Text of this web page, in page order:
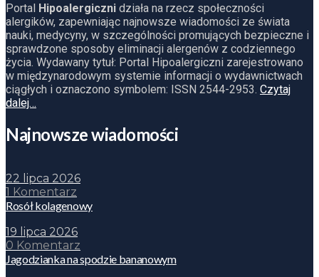
Portal Hipoalergiczni działa na rzecz społeczności
alergików, zapewniając najnowsze wiadomości ze świata
nauki, medycyny, w szczególności promujących bezpieczne i
sprawdzone sposoby eliminacji alergenów z codziennego
życia. Wydawany tytuł: Portal Hipoalergiczni zarejestrowano
w międzynarodowym systemie informacji o wydawnictwach
ciągłych i oznaczono symbolem: ISSN 2544-2953. Czytaj
dalej…
Najnowsze wiadomości
22 lipca 2026
1 Komentarz
Rosół kolagenowy
19 lipca 2026
0 Komentarz
Jagodzianka na spodzie bananowym